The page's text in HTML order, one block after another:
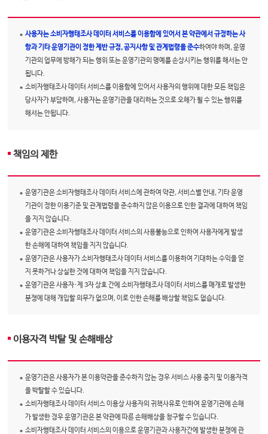
사용자는 소비자행태조사 데이터 서비스를 이용함에 있어서 본 약관에서 규정하는 사
항과 기타 운영기관이 정한 제반 규정, 공지사항 및 관계법령을 준수하여야 하며, 운영
기관의 업무에 방해가 되는 행위 또는 운영기관의 명예를 손상시키는 행위를 해서는 안
됩니다.
소비자행태조사 데이터 서비스를 이용함에 있어서 사용자의 행위에 대한 모든 책임은
당사자가 부담하며, 사용자는 운영기관을 대리하는 것으로 오해가 될 수 있는 행위를
해서는 안됩니다.
책임의 제한
운영기관은 소비자행태조사 데이터 서비스에 관하여 약관, 서비스별 안내, 기타 운영
기관이 정한 이용기준 및 관계법령을 준수하지 않은 이용으로 인한 결과에 대하여 책임
을 지지 않습니다.
운영기관은 소비자행태조사 데이터 서비스의 사용불능으로 인하여 사용자에게 발생
한 손해에 대하여 책임을 지지 않습니다.
운영기관은 사용자가 소비자행태조사 데이터 서비스를 이용하여 기대하는 수익을 얻
지 못하거나 상실한 것에 대하여 책임을 지지 않습니다.
운영기관은 사용자·제 3자 상호 간에 소비자행태조사 데이터 서비스를 매개로 발생한
분쟁에 대해 개입할 의무가 없으며, 이로 인한 손해를 배상할 책임도 없습니다.
이용자격 박탈 및 손해배상
운영기관은 사용자가 본 이용약관을 준수하지 않는 경우 서비스 사용 중지 및 이용자격
을 박탈할 수 있습니다.
소비자행태조사 데이터 서비스 이용상 사용자의 귀책사유로 인하여 운영기관에 손해
가 발생한 경우 운영기관은 본 약관에 따른 손해배상을 청구할 수 있습니다.
소비자행태조사 데이터 서비스의 이용으로 운영기관과 사용자간에 발생한 분쟁에 관